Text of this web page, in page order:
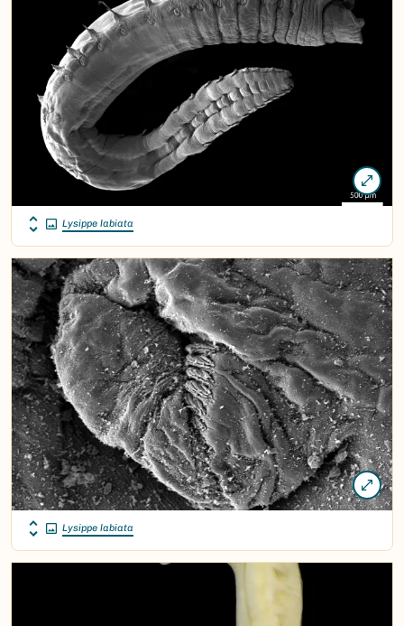
Lysippe labiata
Lysippe labiata